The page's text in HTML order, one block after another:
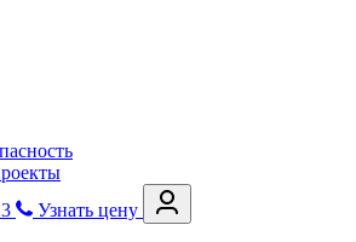
Узнать цену